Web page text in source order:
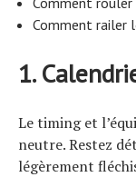
Comment railer
1.
Le timing et
neutre. Restez
légèrement